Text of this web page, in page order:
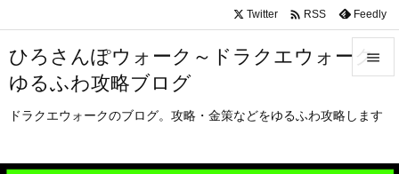
ひろさんぽウォーク～ドラクエウォーク
ゆるふわ攻略ブログ
ドラクエウォークのブログ。攻略・金策などをゆるふわ攻略します

メニュ
Twitter  RSS Feedly